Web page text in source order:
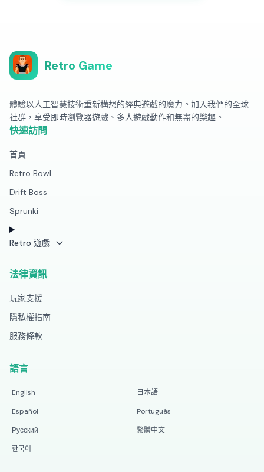
Retro Game
體驗以人工智慧技術重新構想的經典遊戲的魔力。加入我們的全球
社群，享受即時瀏覽器遊戲、多人遊戲動作和無盡的樂趣。
快速訪問
首頁
Retro Bowl
Drift Boss
Sprunki
Retro 遊戲
法律資訊
玩家支援
隱私權指南
服務條款
語言
English
日本語
Español
Português
Русский
繁體中文
한국어